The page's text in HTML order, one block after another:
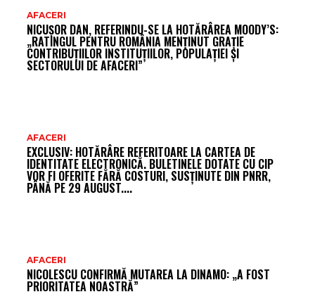
AFACERI
NICUȘOR DAN, REFERINDU-SE LA HOTĂRÂREA MOODY’S:
„RATINGUL PENTRU ROMÂNIA MENȚINUT GRAȚIE
CONTRIBUȚIILOR INSTITUȚIILOR, POPULAȚIEI ȘI
SECTORULUI DE AFACERI”
AFACERI
EXCLUSIV: HOTĂRÂRE REFERITOARE LA CARTEA DE
IDENTITATE ELECTRONICĂ. BULETINELE DOTATE CU CIP
VOR FI OFERITE FĂRĂ COSTURI, SUSȚINUTE DIN PNRR,
PÂNĂ PE 29 AUGUST....
AFACERI
NICOLESCU CONFIRMĂ MUTAREA LA DINAMO: „A FOST
PRIORITATEA NOASTRĂ”